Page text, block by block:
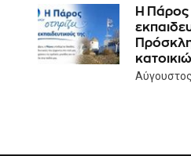
Η Πάρος